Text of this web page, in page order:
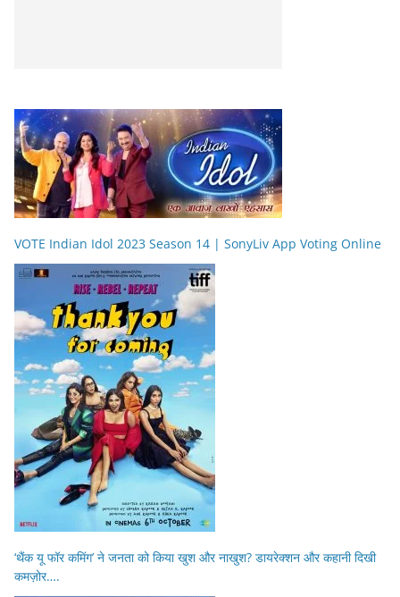
VOTE Indian Idol 2023 Season 14 | SonyLiv App Voting Online
‘थैंक यू फॉर कमिंग’ ने जनता को किया खुश और नाखुश? डायरेक्शन और कहानी दिखी
कमज़ोर….